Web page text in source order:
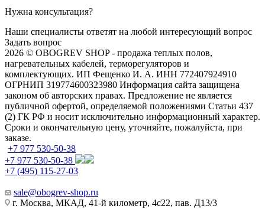
Нужна консультация?
Наши специалисты ответят на любой интересующий вопрос
Задать вопрос
2026 © OBOGREV SHOP - продажа теплых полов,
нагревательных кабелей, терморегуляторов и
комплектующих. ИП Фещенко И. А. ИНН 772407924910
ОГРНИП 319774600323980 Информация сайта защищена
законом об авторских правах. Предложение не является
публичной офертой, определяемой положениями Статьи 437
(2) ГК РФ и носит исключительно информационный характер.
Сроки и окончательную цену, уточняйте, пожалуйста, при
заказе.
+7 977 530-50-38
+7 977 530-50-38
+7 (495) 115-27-03
sale@obogrev-shop.ru
г. Москва, МКАД, 41-й километр, 4с22, пав. Д13/3